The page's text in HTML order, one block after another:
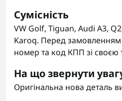
Сумісність
VW Golf, Tiguan, Audi A3,
Karoq. Перед замовленням
номер та код КПП зі своєю
На що звернути
Оригінальна нова деталь